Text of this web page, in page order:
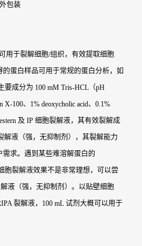
包装
用于裂解细胞/组织，有效提取细胞
蛋白样品可用于常规的蛋白分析，如
要成分为 100 mM Tris-HCL（pH
X-100、1% deoxycholic acid、0.1%
及 IP 细胞裂解液，其有效裂解成
解液（强，无抑制剂），其裂解能力
求。遇到某些难溶解蛋白的
胞裂解液效果不是非常理想，可以尝
液（强，无抑制剂）。以贴壁细胞
裂解液，100 mL 试剂大概可以用于